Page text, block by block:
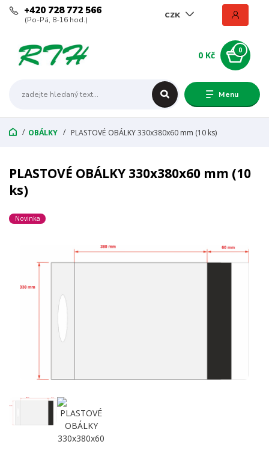
Menu
CZK
+420 728 772 566
(Po-Pá, 8-16 hod.)
0
0 Kč
OBÁLKY PLASTOVÉ OBÁLKY 330x380x60 mm (10 ks)
PLASTOVÉ OBÁLKY 330x380x60 mm (10
ks)
Novinka